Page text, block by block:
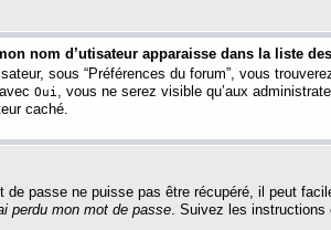
nom d’utisateur apparaisse dans la liste
sous “Préférences du forum”, vous
Oui , vous ne serez visible qu’aux
caché.
de passe ne puisse pas être récupéré, il peut
perdu mon mot de passe. Suivez les instructions